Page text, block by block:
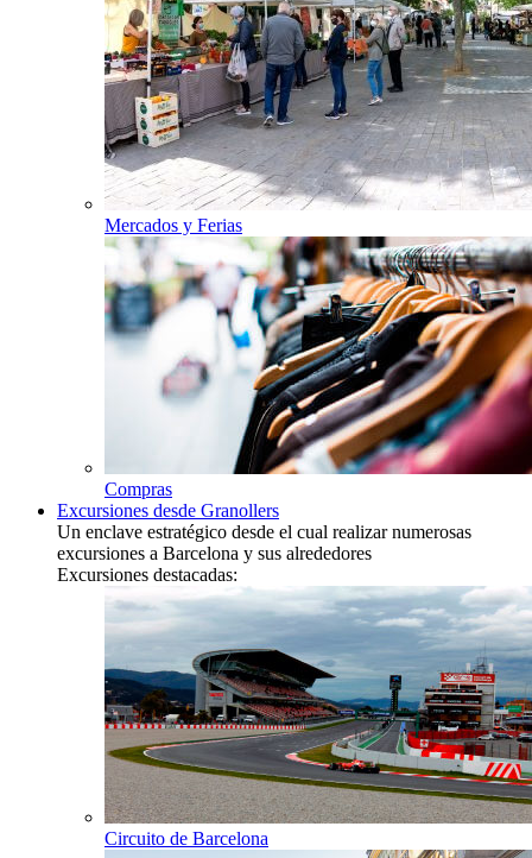
Mercados y Ferias
Compras
Excursiones desde Granollers
Un enclave estratégico desde el cual realizar numerosas
excursiones a Barcelona y sus alrededores
Excursiones destacadas:
Circuito de Barcelona